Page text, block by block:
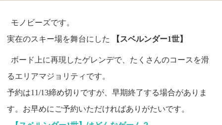
モノビーズです。
実在のスキー場を舞台にした
【スベルンダー1世】
ボード上に再現したゲレンデで、たくさんのコースを滑
るエリアマジョリティです。
予約は11/13締め切りですが、早期終了する場合がありま
す。お早めにご予約いただければありがたいです。